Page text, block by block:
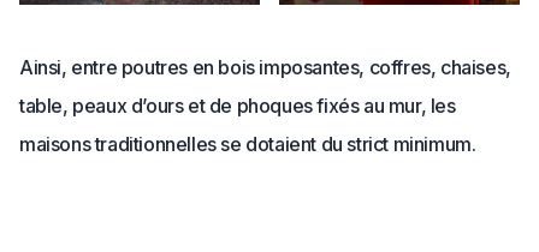
Ainsi, entre poutres en bois imposantes, coffres, chaises,
table, peaux d’ours et de phoques fixés au mur, les
maisons traditionnelles se dotaient du strict minimum.